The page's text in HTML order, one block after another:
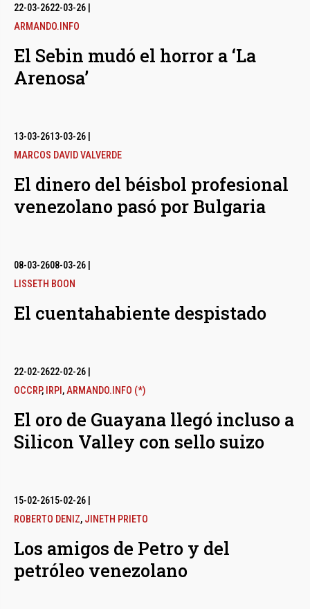
22-03-2622-03-26
ARMANDO.INFO
El Sebin mudó el horror a ‘La
Arenosa’
13-03-2613-03-26
MARCOS DAVID VALVERDE
El dinero del béisbol profesional
venezolano pasó por Bulgaria
08-03-2608-03-26
LISSETH BOON
El cuentahabiente despistado
22-02-2622-02-26
OCCRP, IRPI ,ARMANDO.INFO (*)
El oro de Guayana llegó incluso a
Silicon Valley con sello suizo
15-02-2615-02-26
ROBERTO DENIZ, JINETH PRIETO
Los amigos de Petro y del
petróleo venezolano